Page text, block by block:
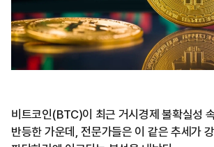
비트코인(BTC)이 최근 거시경제 불확실성
반등한 가운데, 전문가들은 이 같은 추세가